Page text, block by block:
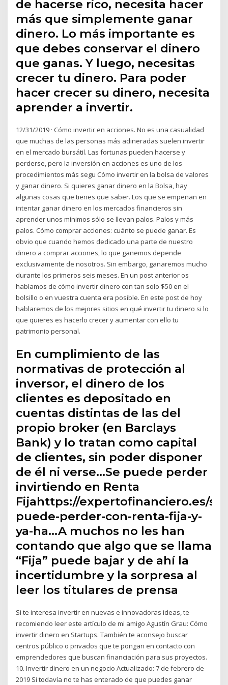
de hacerse rico, necesita hacer
más que simplemente ganar
dinero. Lo más importante es
que debes conservar el dinero
que ganas. Y luego, necesitas
crecer tu dinero. Para poder
hacer crecer su dinero, necesita
aprender a invertir.
12/31/2019 · Cómo invertir en acciones. No es una casualidad
que muchas de las personas más adineradas suelen invertir
en el mercado bursátil. Las fortunas pueden hacerse y
perderse, pero la inversión en acciones es uno de los
procedimientos más segu Cómo invertir en la bolsa de valores
y ganar dinero. Si quieres ganar dinero en la Bolsa, hay
algunas cosas que tienes que saber. Los que se empeñan en
intentar ganar dinero en los mercados financieros sin
aprender unos mínimos sólo se llevan palos. Palos y más
palos. Cómo comprar acciones: cuánto se puede ganar. Es
obvio que cuando hemos dedicado una parte de nuestro
dinero a comprar acciones, lo que ganemos depende
exclusivamente de nosotros. Sin embargo, ganaremos mucho
durante los primeros seis meses. En un post anterior os
hablamos de cómo invertir dinero con tan solo $50 en el
bolsillo o en vuestra cuenta era posible. En este post de hoy
hablaremos de los mejores sitios en qué invertir tu dinero si lo
que quieres es hacerlo crecer y aumentar con ello tu
patrimonio personal.
En cumplimiento de las
normativas de protección al
inversor, el dinero de los
clientes es depositado en
cuentas distintas de las del
propio broker (en Barclays
Bank) y lo tratan como capital
de clientes, sin poder disponer
de él ni verse…Se puede perder
invirtiendo en Renta
Fijahttps://expertofinanciero.es/se-
puede-perder-con-renta-fija-y-
ya-ha…A muchos no les han
contando que algo que se llama
“Fija” puede bajar y de ahí la
incertidumbre y la sorpresa al
leer los titulares de prensa
Si te interesa invertir en nuevas e innovadoras ideas, te
recomiendo leer este artículo de mi amigo Agustín Grau: Cómo
invertir dinero en Startups. También te aconsejo buscar
centros público o privados que te pongan en contacto con
emprendedores que buscan financiación para sus proyectos.
10. Invertir dinero en un negocio Actualizado: 7 de febrero de
2019 Si todavía no te has enterado de que puedes ganar